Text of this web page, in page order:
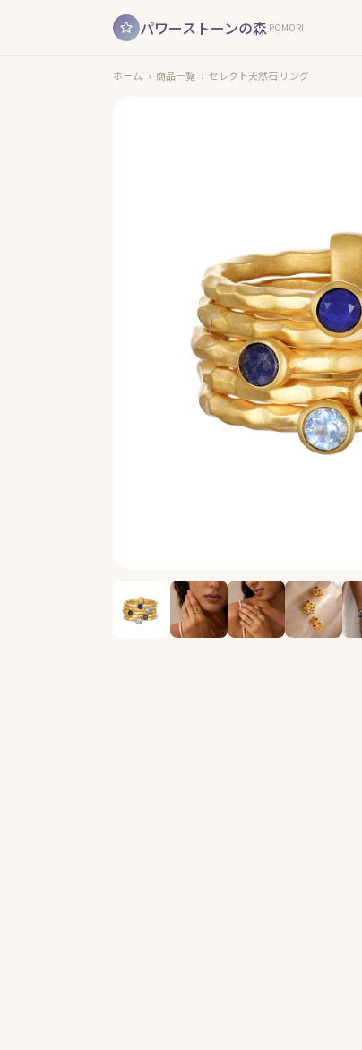
パワーストーンの森 POMORI
ホーム › 商品一覧 › セレクト天然石 リング